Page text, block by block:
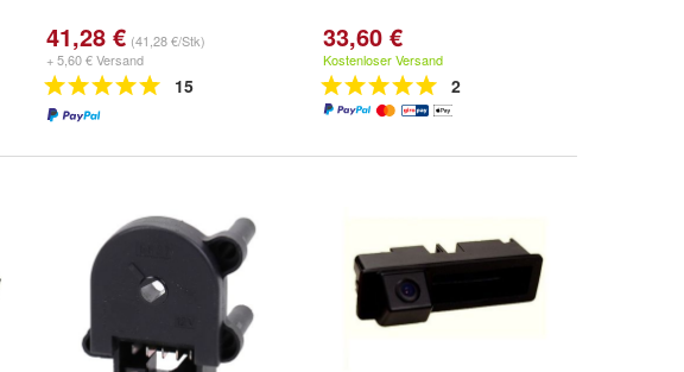
41,28 € (41,28 €/Stk)
+ 5,60 € Versand
15
33,60 €
Kostenloser Versand
2